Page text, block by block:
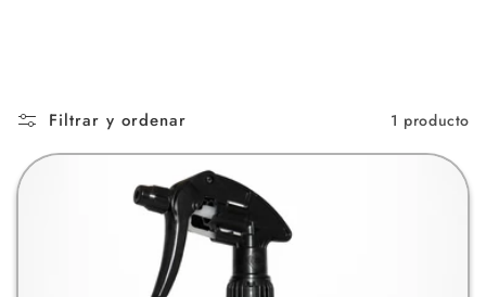
Filtrar y ordenar 1 producto